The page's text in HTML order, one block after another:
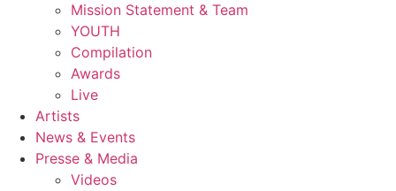
Mission Statement & Team
YOUTH
Compilation
Awards
Live
Artists
News & Events
Presse & Media
Videos